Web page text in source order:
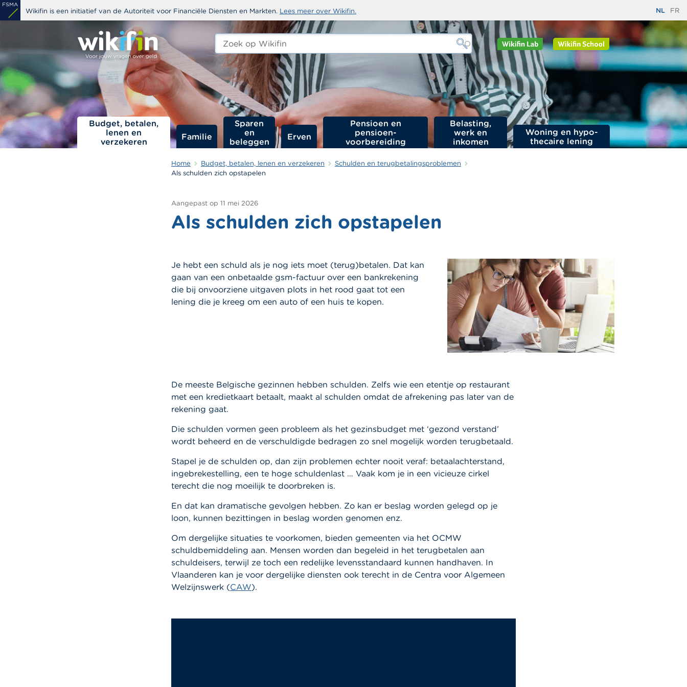
Overslaan
en
inhoud
gaan
Wikifin is een initiatief van de Autoriteit voor Financiële Diensten en Markten. Lees meer over Wikifin. NL FR
Zoeken
edit-
Budget, betalen,
lenen en
verzekeren
Familie
Sparen
en
beleggen
Erven
Pensioen en
pensioen­
voorbereiding
Belasting,
werk en
inkomen
Woning en hypo­
thecaire lening
Home Budget, betalen, lenen en verzekeren
Schulden en terugbetalingsproblemen
Als schulden zich opstapelen
Aangepast op 11 mei 2026
Als schulden zich opstapelen
Je hebt een schuld als je nog iets moet (terug)betalen. Dat kan
gaan van een onbetaalde gsm-factuur over een bankrekening
die bij onvoorziene uitgaven plots in het rood gaat tot een
lening die je kreeg om een auto of een huis te kopen.
De meeste Belgische gezinnen hebben schulden. Zelfs wie een etentje op restaurant
met een kredietkaart betaalt, maakt al schulden omdat de afrekening pas later van de
rekening gaat.
Die schulden vormen geen probleem als het gezinsbudget met ‘gezond verstand’
wordt beheerd en de verschuldigde bedragen zo snel mogelijk worden terugbetaald.
Stapel je de schulden op, dan zijn problemen echter nooit veraf: betaalachterstand,
ingebrekestelling, een te hoge schuldenlast … Vaak kom je in een vicieuze cirkel
terecht die nog moeilijk te doorbreken is.
En dat kan dramatische gevolgen hebben. Zo kan er beslag worden gelegd op je
loon, kunnen bezittingen in beslag worden genomen enz.
Om dergelijke situaties te voorkomen, bieden gemeenten via het OCMW
schuldbemiddeling aan. Mensen worden dan begeleid in het terugbetalen aan
schuldeisers, terwijl ze toch een redelijke levensstandaard kunnen handhaven. In
Vlaanderen kan je voor dergelijke diensten ook terecht in de Centra voor Algemeen
Welzijnswerk (CAW).